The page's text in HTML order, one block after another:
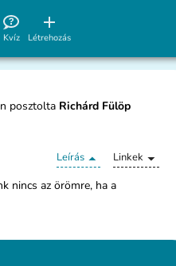
Kvíz Létrehozás
posztolta Richárd Fülöp
Leírás Linkek
nincs az örömre, ha a